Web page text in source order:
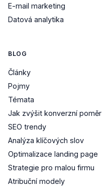
E-mail marketing
Datová analytika
BLOG
Články
Pojmy
Témata
Jak zvýšit konverzní poměr
SEO trendy
Analýza klíčových slov
Optimalizace landing page
Strategie pro malou firmu
Atribuční modely